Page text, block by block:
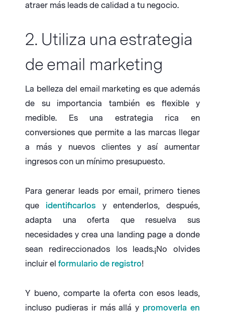
atraer más leads de calidad a tu negocio.
2. Utiliza una estrategia
de email marketing
La belleza del email marketing es que además
de su importancia también es flexible y
medible. Es una estrategia rica en
conversiones que permite a las marcas llegar
a más y nuevos clientes y así aumentar
ingresos con un mínimo presupuesto.
Para generar leads por email, primero tienes
que identificarlos y entenderlos, después,
adapta una oferta que resuelva sus
necesidades y crea una landing page a donde
sean redireccionados los leads.¡No olvides
incluir el formulario de registro!
Y bueno, comparte la oferta con esos leads,
incluso pudieras ir más allá y promoverla en